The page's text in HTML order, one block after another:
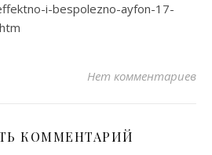
i-bespolezno-ayfon-17-
Нет комментариев
КОММЕНТАРИЙ